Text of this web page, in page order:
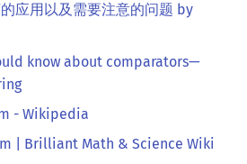
应用以及需要注意的问题 by
know about comparators—
- Wikipedia
| Brilliant Math & Science Wiki